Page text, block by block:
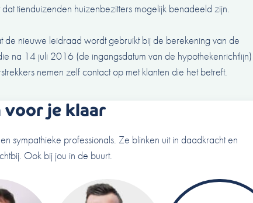
tienduizenden huizenbezitters mogelijk benadeeld zijn.
nieuwe leidraad wordt gebruikt bij de berekening van de
na 14 juli 2016 (de ingangsdatum van de hypothekenrichtlijn)
nemen zelf contact op met klanten die het betreft.
voor je klaar
sympathieke professionals. Ze blinken uit in daadkracht en
Ook bij jou in de buurt.